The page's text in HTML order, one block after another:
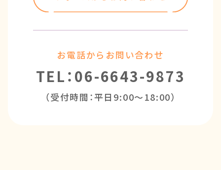
お電話からお問い合わせ
TEL：06-6643-9873
（受付時間：平日9:00～18:00）